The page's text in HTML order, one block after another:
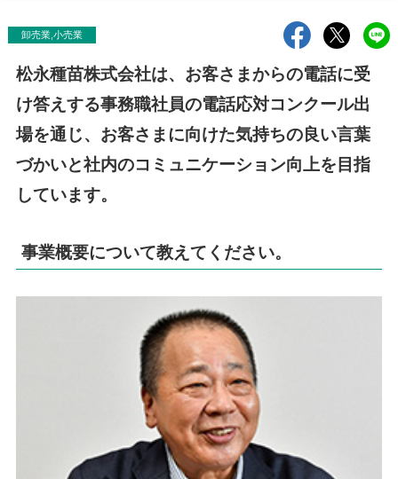
卸売業,小売業
松永種苗株式会社は、お客さまからの電話に受
け答えする事務職社員の電話応対コンクール出
場を通じ、お客さまに向けた気持ちの良い言葉
づかいと社内のコミュニケーション向上を目指
しています。
事業概要について教えてください。